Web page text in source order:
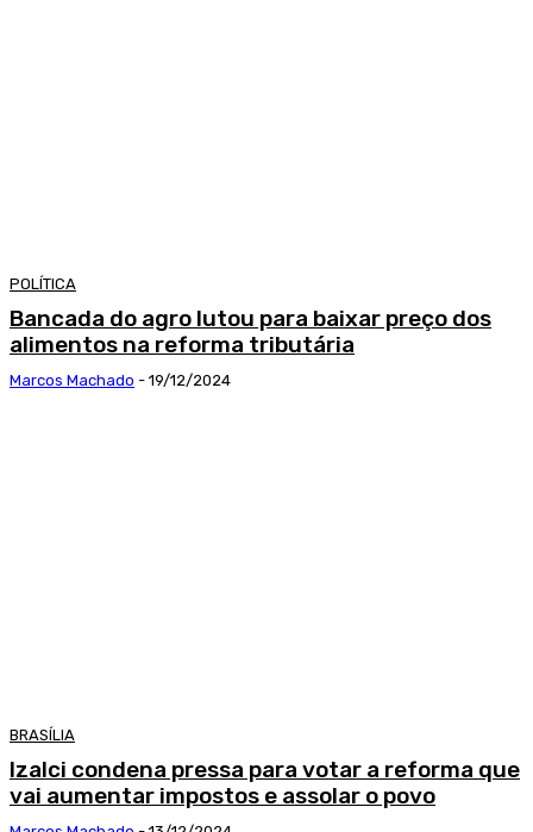
POLÍTICA
Bancada do agro lutou para baixar preço dos
alimentos na reforma tributária
Marcos Machado - 19/12/2024
BRASÍLIA
Izalci condena pressa para votar a reforma que
vai aumentar impostos e assolar o povo